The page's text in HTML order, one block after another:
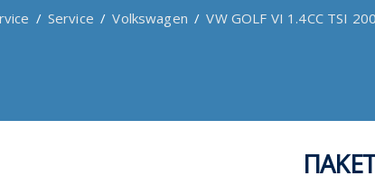
/ Service / Volkswagen / VW GOLF VI 1.4CC TSI